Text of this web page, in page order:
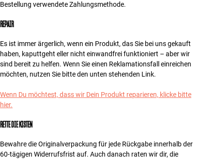
Bestellung verwendete Zahlungsmethode.
REPAIR
Es ist immer ärgerlich, wenn ein Produkt, das Sie bei uns gekauft
haben, kaputtgeht eller nicht einwandfrei funktioniert – aber wir
sind bereit zu helfen. Wenn Sie einen Reklamationsfall einreichen
möchten, nutzen Sie bitte den unten stehenden Link.
Wenn Du möchtest, dass wir Dein Produkt reparieren, klicke bitte
hier.
RETTE DIE KISTEN
Bewahre die Originalverpackung für jede Rückgabe innerhalb der
60-tägigen Widerrufsfrist auf. Auch danach raten wir dir, die